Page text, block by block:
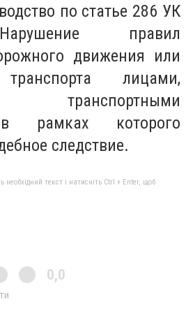
по статье 286 УК
правил
движения или
транспорта лицами,
транспортными
в рамках которого
следствие.
текст і натисніть Ctrl + Enter, щоб
0,0